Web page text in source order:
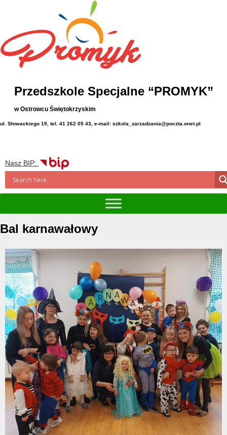
Przedszkole Specjalne “PROMYK”
w Ostrowcu Świętokrzyskim
ul. Słowackiego 19, tel. 41 262 05 43, e-mail: szkola_zarzadzania@poczta.onet.pl
Nasz BIP:
Bal karnawałowy